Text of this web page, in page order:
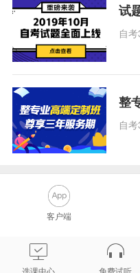
试
自
整
自
客户端